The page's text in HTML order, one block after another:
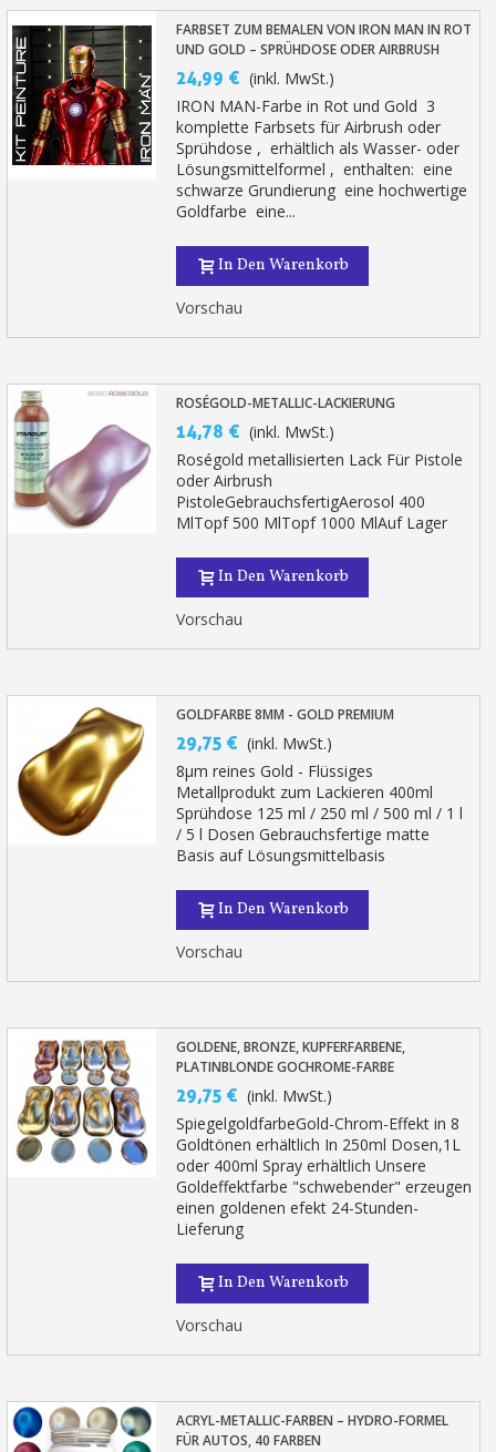
FARBSET ZUM BEMALEN VON IRON MAN IN ROT
UND GOLD – SPRÜHDOSE ODER AIRBRUSH
24,99 € (inkl. MwSt.)
IRON MAN-Farbe in Rot und Gold 3
komplette Farbsets für Airbrush oder
Sprühdose , erhältlich als Wasser- oder
Lösungsmittelformel , enthalten: eine
schwarze Grundierung eine hochwertige
Goldfarbe eine...
In Den Warenkorb
Vorschau
ROSÉGOLD-METALLIC-LACKIERUNG
14,78 € (inkl. MwSt.)
Roségold metallisierten Lack Für Pistole
oder Airbrush
PistoleGebrauchsfertigAerosol 400
MlTopf 500 MlTopf 1000 MlAuf Lager
In Den Warenkorb
Vorschau
GOLDFARBE 8ΜM - GOLD PREMIUM
29,75 € (inkl. MwSt.)
8µm reines Gold - Flüssiges
Metallprodukt zum Lackieren 400ml
Sprühdose 125 ml / 250 ml / 500 ml / 1 l
/ 5 l Dosen Gebrauchsfertige matte
Basis auf Lösungsmittelbasis
In Den Warenkorb
Vorschau
GOLDENE, BRONZE, KUPFERFARBENE,
PLATINBLONDE GOCHROME-FARBE
29,75 € (inkl. MwSt.)
SpiegelgoldfarbeGold-Chrom-Effekt in 8
Goldtönen erhältlich In 250ml Dosen,1L
oder 400ml Spray erhältlich Unsere
Goldeffektfarbe "schwebender" erzeugen
einen goldenen efekt 24-Stunden-
Lieferung
In Den Warenkorb
Vorschau
ACRYL-METALLIC-FARBEN – HYDRO-FORMEL
FÜR AUTOS, 40 FARBEN